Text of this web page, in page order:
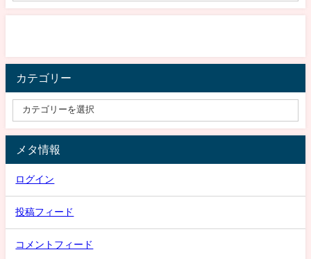
カテゴリー
メタ情報
ログイン
投稿フィード
コメントフィード